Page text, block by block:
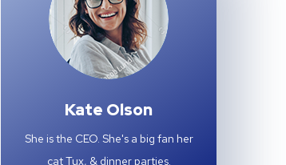
Kate Olson
She is the CEO. She's a big fan her
cat Tux, & dinner parties.